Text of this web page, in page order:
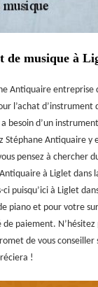
de musique à
Antiquaire entreprise
l’achat d’instrument
besoin d’un
Stéphane Antiquaire y
pensez à chercher
à Liglet dans
puisqu’ici à Liglet
piano et pour votre
paiement. N’hésitez
de vous conseiller
!